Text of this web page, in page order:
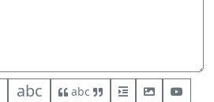
abc
abc